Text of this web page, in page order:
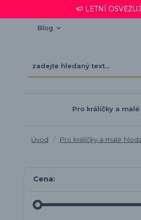
🍉 LETNÍ
Blog
Pro králíčky a
Úvod Pro králíčky a malé
Cena: